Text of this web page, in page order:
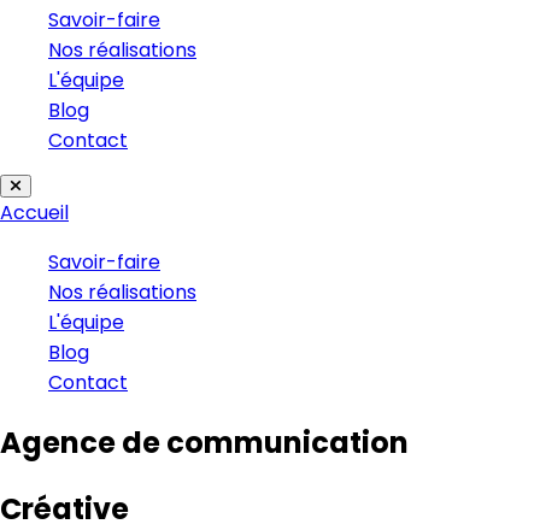
Savoir-faire
Nos réalisations
L'équipe
Blog
Contact
Accueil
Savoir-faire
Nos réalisations
L'équipe
Blog
Contact
Agence de communication
Créative